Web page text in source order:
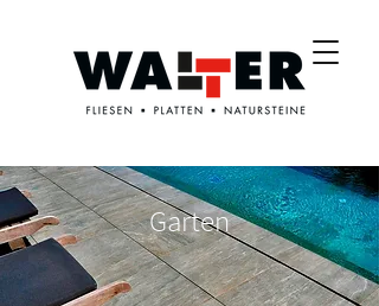
Garten